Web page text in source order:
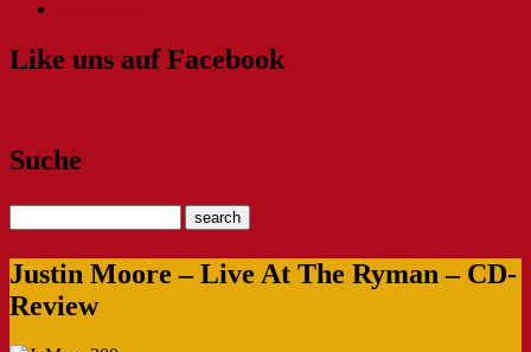
Like uns auf Facebook
Suche
Justin Moore – Live At The Ryman – CD-
Review